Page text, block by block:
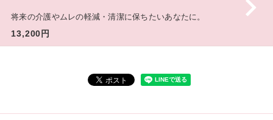
将来の介護やムレの軽減・清潔に保ちたいあなたに。
13,200円